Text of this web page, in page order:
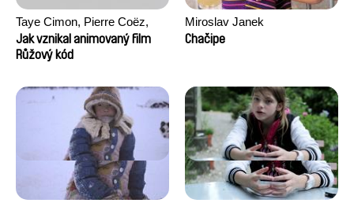
Taye Cimon, Pierre Coëz,
Julie Groux, Sandra Leydier,
Manuarii Morel, Romain
Jak vznikal animovaný film
Růžový kód
Miroslav Janek
Chačipe